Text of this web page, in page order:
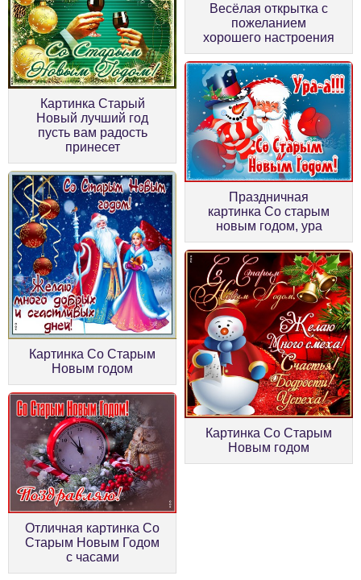
Картинка Старый
Новый лучший год
пусть вам радость
принесет
Весёлая открытка с
пожеланием
хорошего настроения
Картинка Со Старым
Новым годом
Праздничная
картинка Со старым
новым годом, ура
Отличная картинка Со
Старым Новым Годом
с часами
Картинка Со Старым
Новым годом